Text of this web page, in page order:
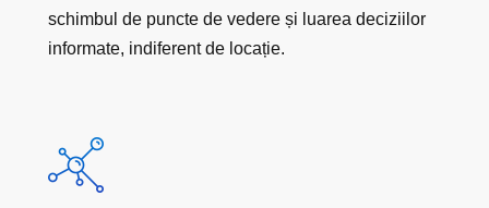
schimbul de puncte de vedere și luarea deciziilor
informate, indiferent de locație.